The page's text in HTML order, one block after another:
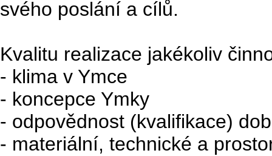
svého poslání a cílů.
Kvalitu realizace jakékoliv
- klima v Ymce
- koncepce Ymky
- odpovědnost (kvalifikace)
- materiální, technické a